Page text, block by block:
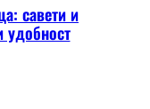
савети и
удобност